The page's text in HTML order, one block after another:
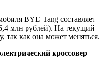
BYD Tang составляет
млн рублей). На текущий
так как она может меняться.
кроссовер